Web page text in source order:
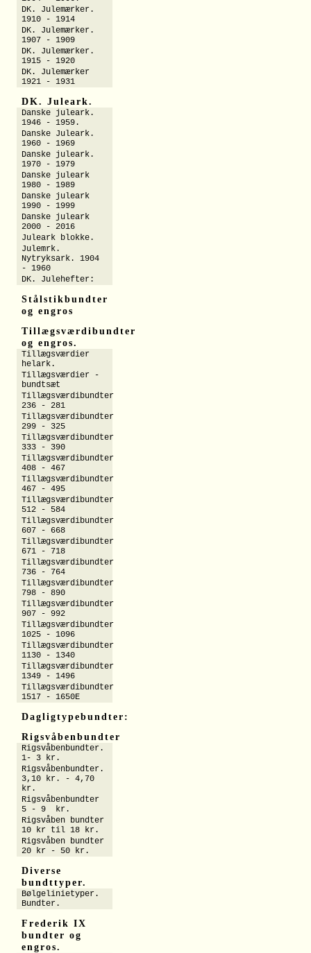
DK. Julemærker.
1910 - 1914
DK. Julemærker.
1907 - 1909
DK. Julemærker.
1915 - 1920
DK. Julemærker
1921 - 1931
DK. Juleark.
Danske juleark.
1946 - 1959.
Danske Juleark.
1960 - 1969
Danske juleark.
1970 - 1979
Danske juleark
1980 - 1989
Danske juleark
1990 - 1999
Danske juleark
2000 - 2016
Juleark blokke.
Julemrk.
Nytryksark. 1904
- 1960
DK. Julehefter:
Stålstikbundter
og engros
Tillægsværdibundter
og engros.
Tillægsværdier
helark.
Tillægsværdier -
bundtsæt
Tillægsværdibundter
236 - 281
Tillægsværdibundter
299 - 325
Tillægsværdibundter
333 - 390
Tillægsværdibundter
408 - 467
Tillægsværdibundter
467 - 495
Tillægsværdibundter
512 - 584
Tillægsværdibundter
607 - 668
Tillægsværdibundter
671 - 718
Tillægsværdibundter
736 - 764
Tillægsværdibundter
798 - 890
Tillægsværdibundter
907 - 992
Tillægsværdibundter
1025 - 1096
Tillægsværdibundter
1130 - 1340
Tillægsværdibundter
1349 - 1496
Tillægsværdibundter
1517 - 1650E
Dagligtypebundter:
Rigsvåbenbundter
Rigsvåbenbundter.
1- 3 kr.
Rigsvåbenbundter.
3,10 kr. - 4,70
kr.
Rigsvåbenbundter
5 - 9 kr.
Rigsvåben bundter
10 kr til 18 kr.
Rigsvåben bundter
20 kr - 50 kr.
Diverse
bundttyper.
Bølgelinietyper.
Bundter.
Frederik IX
bundter og
engros.